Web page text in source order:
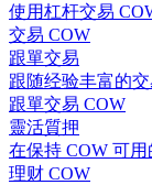
使用杠杆交易
交易 COW
跟單交易
跟随经验丰富的
跟單交易 COW
靈活質押
在保持 COW 可
理财 COW